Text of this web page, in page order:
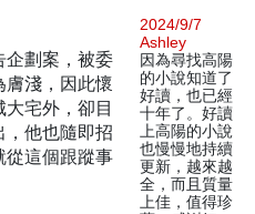
企劃案，被委
膚淺，因此懷
宅外，卻目
，他也隨即招
從這個跟蹤事
2024/9/7
Ashley
因為尋找高陽
的小說知道了
好讀，也已經
十年了。好讀
上高陽的小說
也慢慢地持續
更新，越來越
全，而且質量
上佳，值得珍